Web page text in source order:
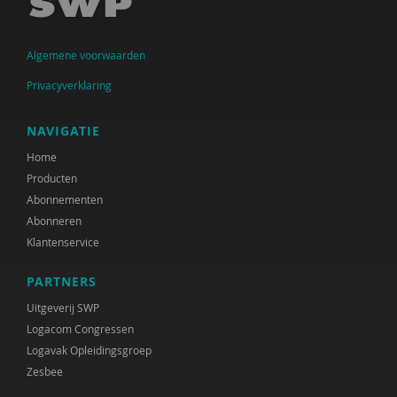
Algemene voorwaarden
Privacyverklaring
NAVIGATIE
Home
Producten
Abonnementen
Abonneren
Klantenservice
PARTNERS
Uitgeverij SWP
Logacom Congressen
Logavak Opleidingsgroep
Zesbee